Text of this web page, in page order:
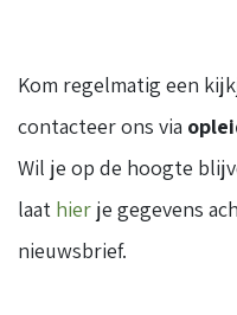
Kom regelmatig een
contacteer ons via
Wil je op de hoogte
laat hier je gegevens
nieuwsbrief.